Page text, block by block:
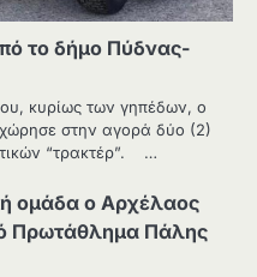
το δήμο Πύδνας-
κυρίως των γηπέδων, ο
στην αγορά δύο (2)
“τρακτέρ”. …
ομάδα ο Αρχέλαος
Πρωτάθλημα Πάλης